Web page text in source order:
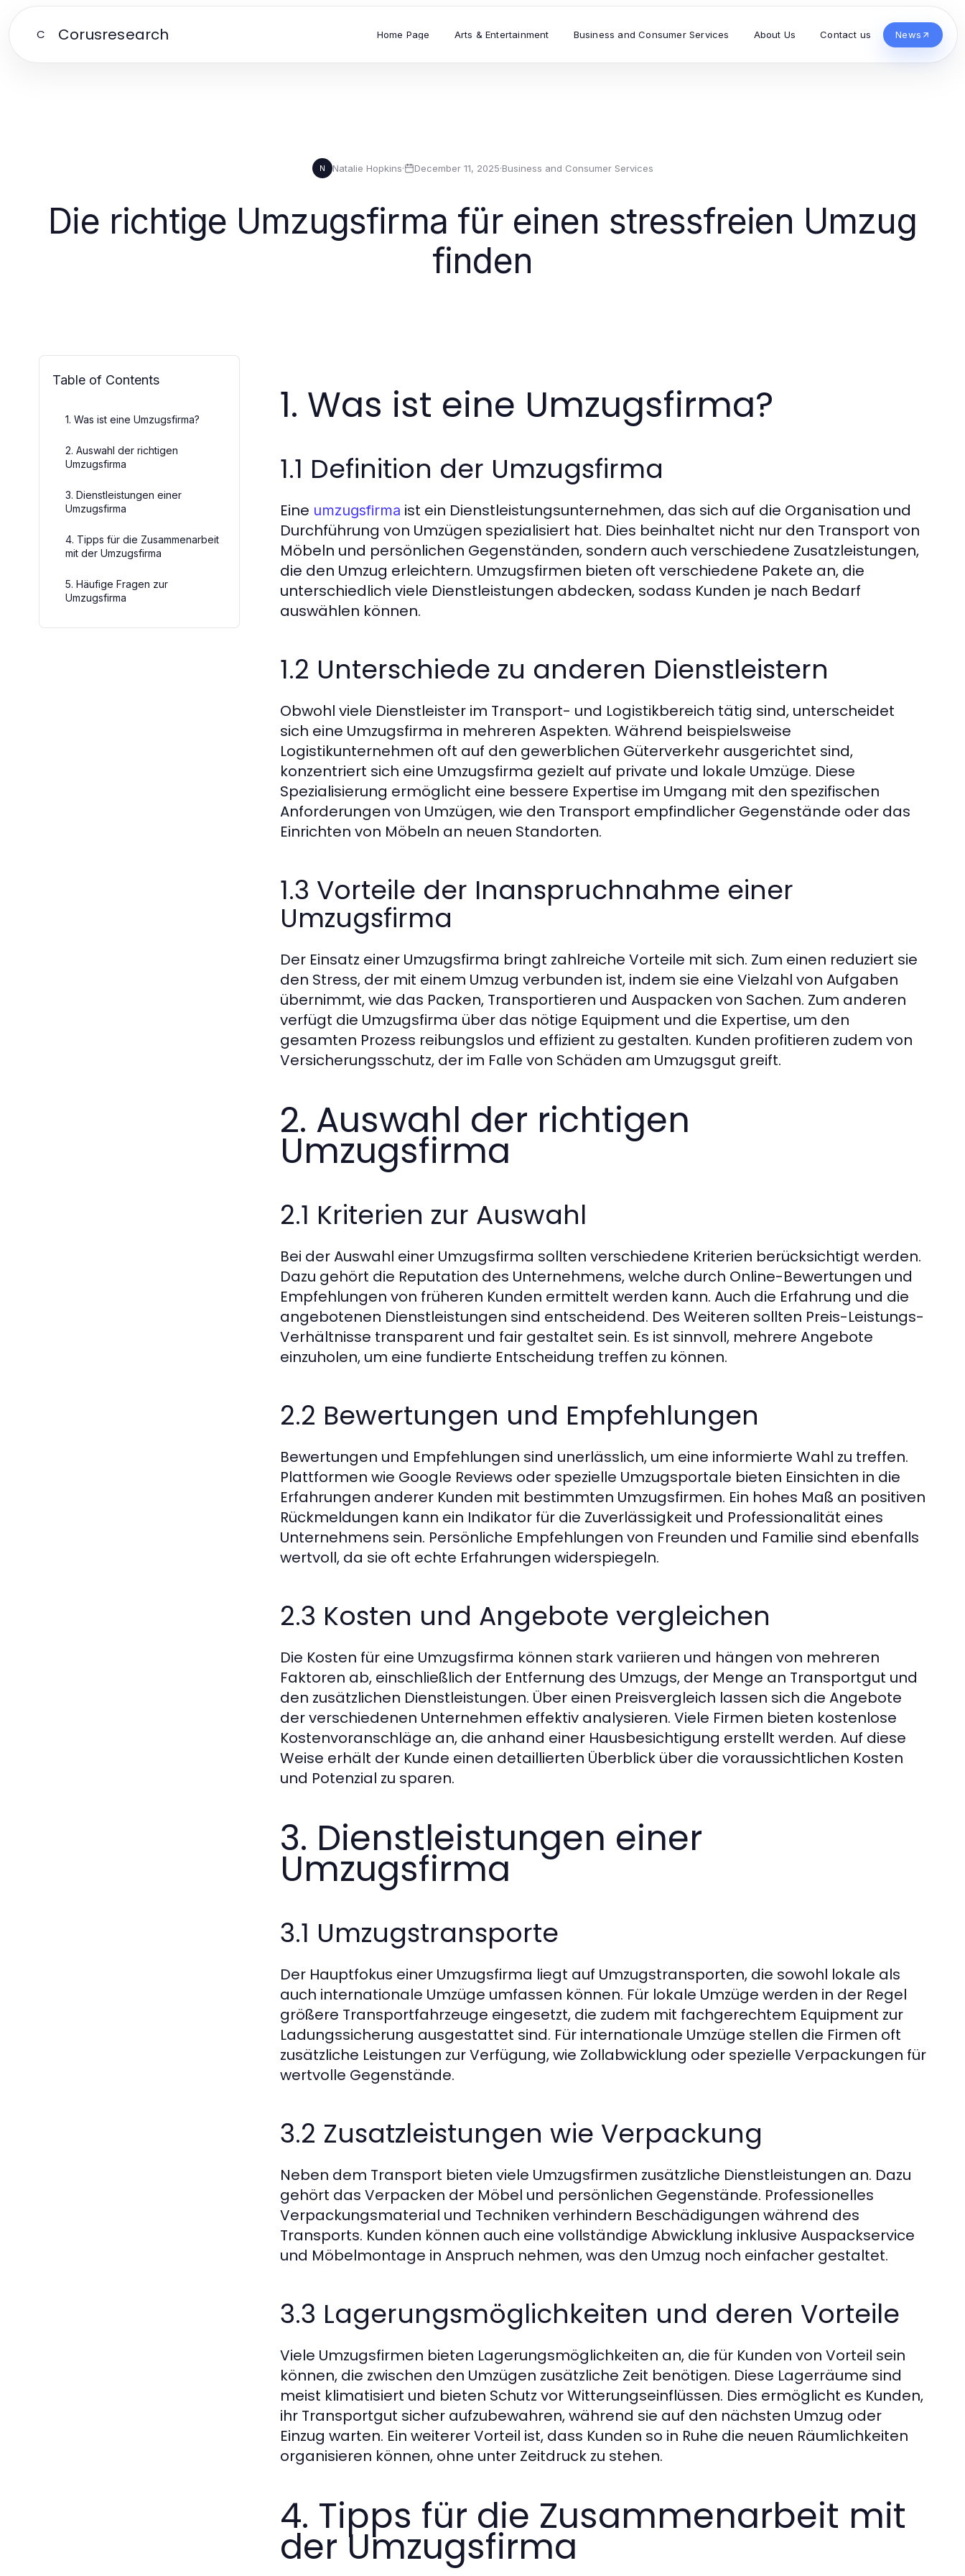
C Corusresearch Home Page Arts & Entertainment Business and Consumer Services About Us Contact us News
N Natalie Hopkins· December 11, 2025·Business and Consumer Services
Die richtige Umzugsfirma für einen stressfreien Umzug
finden
Table of Contents
1. Was ist eine Umzugsfirma?
2. Auswahl der richtigen
Umzugsfirma
3. Dienstleistungen einer
Umzugsfirma
4. Tipps für die Zusammenarbeit
mit der Umzugsfirma
5. Häufige Fragen zur
Umzugsfirma
1. Was ist eine Umzugsfirma?
1.1 Definition der Umzugsfirma
Eine umzugsfirma ist ein Dienstleistungsunternehmen, das sich auf die Organisation und
Durchführung von Umzügen spezialisiert hat. Dies beinhaltet nicht nur den Transport von
Möbeln und persönlichen Gegenständen, sondern auch verschiedene Zusatzleistungen,
die den Umzug erleichtern. Umzugsfirmen bieten oft verschiedene Pakete an, die
unterschiedlich viele Dienstleistungen abdecken, sodass Kunden je nach Bedarf
auswählen können.
1.2 Unterschiede zu anderen Dienstleistern
Obwohl viele Dienstleister im Transport- und Logistikbereich tätig sind, unterscheidet
sich eine Umzugsfirma in mehreren Aspekten. Während beispielsweise
Logistikunternehmen oft auf den gewerblichen Güterverkehr ausgerichtet sind,
konzentriert sich eine Umzugsfirma gezielt auf private und lokale Umzüge. Diese
Spezialisierung ermöglicht eine bessere Expertise im Umgang mit den spezifischen
Anforderungen von Umzügen, wie den Transport empfindlicher Gegenstände oder das
Einrichten von Möbeln an neuen Standorten.
1.3 Vorteile der Inanspruchnahme einer
Umzugsfirma
Der Einsatz einer Umzugsfirma bringt zahlreiche Vorteile mit sich. Zum einen reduziert sie
den Stress, der mit einem Umzug verbunden ist, indem sie eine Vielzahl von Aufgaben
übernimmt, wie das Packen, Transportieren und Auspacken von Sachen. Zum anderen
verfügt die Umzugsfirma über das nötige Equipment und die Expertise, um den
gesamten Prozess reibungslos und effizient zu gestalten. Kunden profitieren zudem von
Versicherungsschutz, der im Falle von Schäden am Umzugsgut greift.
2. Auswahl der richtigen
Umzugsfirma
2.1 Kriterien zur Auswahl
Bei der Auswahl einer Umzugsfirma sollten verschiedene Kriterien berücksichtigt werden.
Dazu gehört die Reputation des Unternehmens, welche durch Online-Bewertungen und
Empfehlungen von früheren Kunden ermittelt werden kann. Auch die Erfahrung und die
angebotenen Dienstleistungen sind entscheidend. Des Weiteren sollten Preis-Leistungs-
Verhältnisse transparent und fair gestaltet sein. Es ist sinnvoll, mehrere Angebote
einzuholen, um eine fundierte Entscheidung treffen zu können.
2.2 Bewertungen und Empfehlungen
Bewertungen und Empfehlungen sind unerlässlich, um eine informierte Wahl zu treffen.
Plattformen wie Google Reviews oder spezielle Umzugsportale bieten Einsichten in die
Erfahrungen anderer Kunden mit bestimmten Umzugsfirmen. Ein hohes Maß an positiven
Rückmeldungen kann ein Indikator für die Zuverlässigkeit und Professionalität eines
Unternehmens sein. Persönliche Empfehlungen von Freunden und Familie sind ebenfalls
wertvoll, da sie oft echte Erfahrungen widerspiegeln.
2.3 Kosten und Angebote vergleichen
Die Kosten für eine Umzugsfirma können stark variieren und hängen von mehreren
Faktoren ab, einschließlich der Entfernung des Umzugs, der Menge an Transportgut und
den zusätzlichen Dienstleistungen. Über einen Preisvergleich lassen sich die Angebote
der verschiedenen Unternehmen effektiv analysieren. Viele Firmen bieten kostenlose
Kostenvoranschläge an, die anhand einer Hausbesichtigung erstellt werden. Auf diese
Weise erhält der Kunde einen detaillierten Überblick über die voraussichtlichen Kosten
und Potenzial zu sparen.
3. Dienstleistungen einer
Umzugsfirma
3.1 Umzugstransporte
Der Hauptfokus einer Umzugsfirma liegt auf Umzugstransporten, die sowohl lokale als
auch internationale Umzüge umfassen können. Für lokale Umzüge werden in der Regel
größere Transportfahrzeuge eingesetzt, die zudem mit fachgerechtem Equipment zur
Ladungssicherung ausgestattet sind. Für internationale Umzüge stellen die Firmen oft
zusätzliche Leistungen zur Verfügung, wie Zollabwicklung oder spezielle Verpackungen für
wertvolle Gegenstände.
3.2 Zusatzleistungen wie Verpackung
Neben dem Transport bieten viele Umzugsfirmen zusätzliche Dienstleistungen an. Dazu
gehört das Verpacken der Möbel und persönlichen Gegenstände. Professionelles
Verpackungsmaterial und Techniken verhindern Beschädigungen während des
Transports. Kunden können auch eine vollständige Abwicklung inklusive Auspackservice
und Möbelmontage in Anspruch nehmen, was den Umzug noch einfacher gestaltet.
3.3 Lagerungsmöglichkeiten und deren Vorteile
Viele Umzugsfirmen bieten Lagerungsmöglichkeiten an, die für Kunden von Vorteil sein
können, die zwischen den Umzügen zusätzliche Zeit benötigen. Diese Lagerräume sind
meist klimatisiert und bieten Schutz vor Witterungseinflüssen. Dies ermöglicht es Kunden,
ihr Transportgut sicher aufzubewahren, während sie auf den nächsten Umzug oder
Einzug warten. Ein weiterer Vorteil ist, dass Kunden so in Ruhe die neuen Räumlichkeiten
organisieren können, ohne unter Zeitdruck zu stehen.
4. Tipps für die Zusammenarbeit mit
der Umzugsfirma